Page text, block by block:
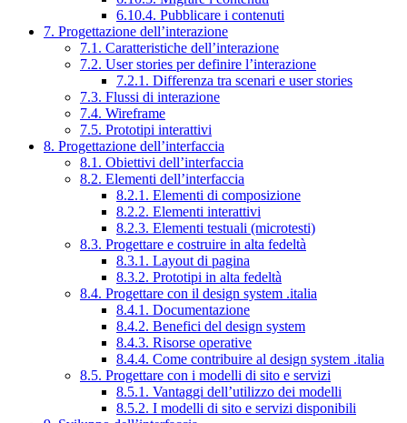
6.10.4. Pubblicare i contenuti
7. Progettazione dell’interazione
7.1. Caratteristiche dell’interazione
7.2. User stories per definire l’interazione
7.2.1. Differenza tra scenari e user stories
7.3. Flussi di interazione
7.4. Wireframe
7.5. Prototipi interattivi
8. Progettazione dell’interfaccia
8.1. Obiettivi dell’interfaccia
8.2. Elementi dell’interfaccia
8.2.1. Elementi di composizione
8.2.2. Elementi interattivi
8.2.3. Elementi testuali (microtesti)
8.3. Progettare e costruire in alta fedeltà
8.3.1. Layout di pagina
8.3.2. Prototipi in alta fedeltà
8.4. Progettare con il design system .italia
8.4.1. Documentazione
8.4.2. Benefici del design system
8.4.3. Risorse operative
8.4.4. Come contribuire al design system .italia
8.5. Progettare con i modelli di sito e servizi
8.5.1. Vantaggi dell’utilizzo dei modelli
8.5.2. I modelli di sito e servizi disponibili